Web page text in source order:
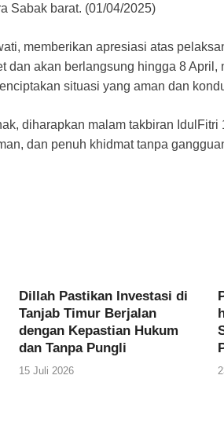
Sabak barat. (01/04/2025)
memberikan apresiasi atas
dan akan berlangsung hingga 8 April,
situasi yang aman dan
diharapkan malam takbiran IdulFitri
dan penuh khidmat tanpa
Dillah Pastikan Investasi di
Tanjab Timur Berjalan
dengan Kepastian Hukum
dan Tanpa Pungli
15 Juli 2026